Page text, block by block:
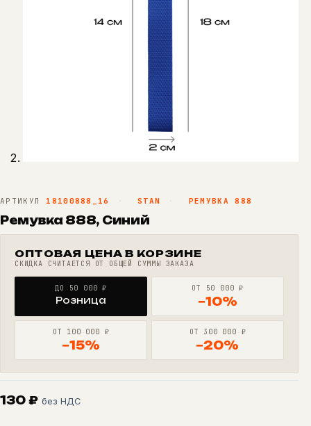
АРТИКУЛ 18100888_16 · STAN · РЕМУВКА 888
Ремувка 888, Синий
ОПТОВАЯ ЦЕНА В КОРЗИНЕ
СКИДКА СЧИТАЕТСЯ ОТ ОБЩЕЙ СУММЫ ЗАКАЗА
ДО 50 000 ₽
Розница
ОТ 50 000 ₽
−10%
ОТ 100 000 ₽
−15%
ОТ 300 000 ₽
−20%
130 ₽ без НДС